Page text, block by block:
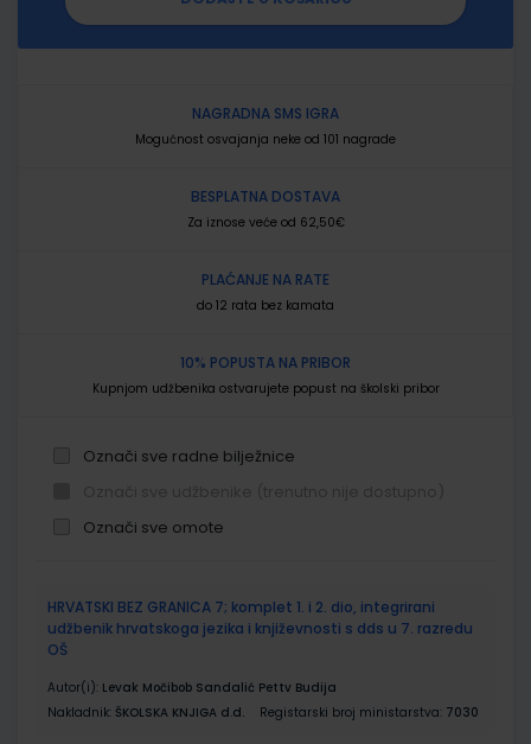
NAGRADNA SMS IGRA
Mogućnost osvajanja neke od 101 nagrade
BESPLATNA DOSTAVA
Za iznose veće od 62,50€
PLAĆANJE NA RATE
do 12 rata bez kamata
10% POPUSTA NA PRIBOR
Kupnjom udžbenika ostvarujete popust na školski pribor
Označi sve radne bilježnice
Označi sve omote
proizvodi
HRVATSKI BEZ GRANICA 7; komplet 1. i 2. dio, integrirani
udžbenik hrvatskoga jezika i književnosti s dds u 7. razredu
OŠ
Autor(i): Levak Močibob Sandalić Pettv Budija
Nakladnik: ŠKOLSKA KNJIGA d.d. Registarski broj ministarstva: 7030